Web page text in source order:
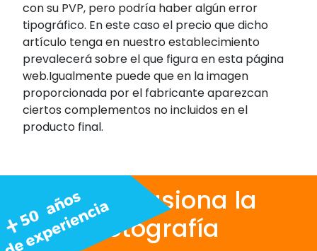
con su PVP, pero podría haber algún error
tipográfico. En este caso el precio que dicho
artículo tenga en nuestro establecimiento
prevalecerá sobre el que figura en esta página
web.Igualmente puede que en la imagen
proporcionada por el fabricante aparezcan
ciertos complementos no incluidos en el
producto final.
Nos apasiona la
fotografía